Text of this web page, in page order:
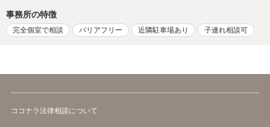
事務所の特徴
完全個室で相談 バリアフリー 近隣駐車場あり 子連れ相談可
ココナラ法律相談について